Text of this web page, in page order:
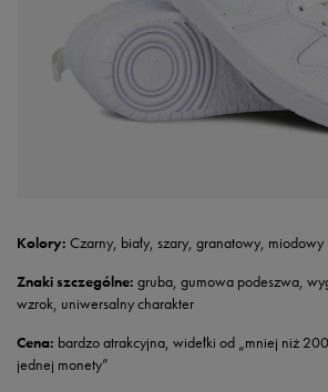
Kolory: Czarny, biały, szary, granatowy, miodowy
Znaki szczególne: gruba, gumowa podeszwa,
wzrok, uniwersalny charakter
Cena: bardzo atrakcyjna, widełki od „mniej niż
jednej monety”